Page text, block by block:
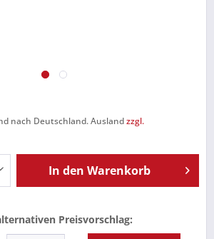
nach Deutschland. Auslandzzgl.
In den Warenkorb
Preisvorschlag: